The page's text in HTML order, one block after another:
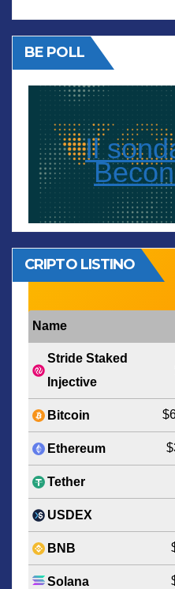
BE POLL
Il
CRIPTO LISTINO
Name
Stride Staked
Injective
Bitcoin
Ethereum
Tether
USDEX
BNB
Solana